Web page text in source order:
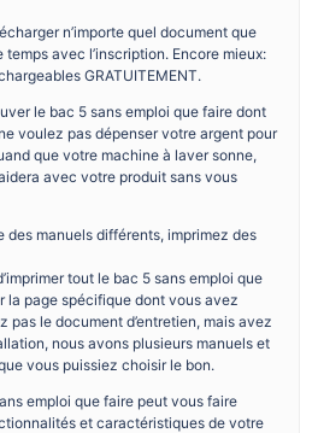
n’importe quel document que
avec l’inscription. Encore mieux:
GRATUITEMENT.
le bac 5 sans emploi que faire dont
voulez pas dépenser votre argent pour
que votre machine à laver sonne,
avec votre produit sans vous
des manuels différents, imprimez des
tout le bac 5 sans emploi que
la page spécifique dont vous avez
pas le document d’entretien, mais avez
nous avons plusieurs manuels et
vous puissiez choisir le bon.
emploi que faire peut vous faire
et caractéristiques de votre